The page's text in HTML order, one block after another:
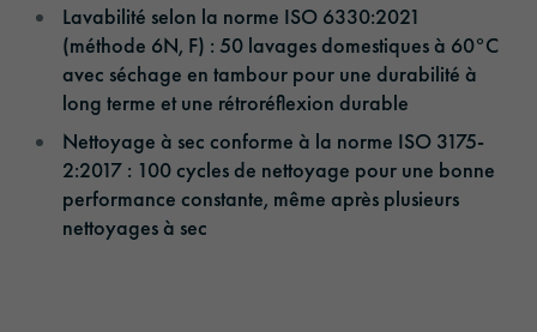
Lavabilité selon la norme ISO 6330:2021
(méthode 6N, F) : 50 lavages domestiques à 60°C
avec séchage en tambour pour une durabilité à
long terme et une rétroréflexion durable
Nettoyage à sec conforme à la norme ISO 3175-
2:2017 : 100 cycles de nettoyage pour une bonne
performance constante, même après plusieurs
nettoyages à sec